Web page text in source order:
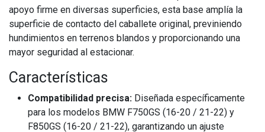
apoyo firme en diversas superficies, esta base amplía la
superficie de contacto del caballete original, previniendo
hundimientos en terrenos blandos y proporcionando una
mayor seguridad al estacionar.
Características
Compatibilidad precisa: Diseñada específicamente
para los modelos BMW F750GS (16-20 / 21-22) y
F850GS (16-20 / 21-22), garantizando un ajuste